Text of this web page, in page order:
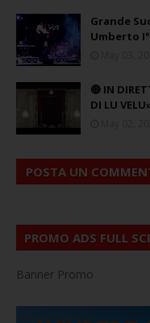
Grande
Umberto I°
🔴 IN
DI LU
POSTA UN
PROMO ADS FULL
Banner Promo